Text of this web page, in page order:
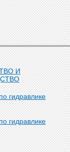
И
гидравлике
гидравлике